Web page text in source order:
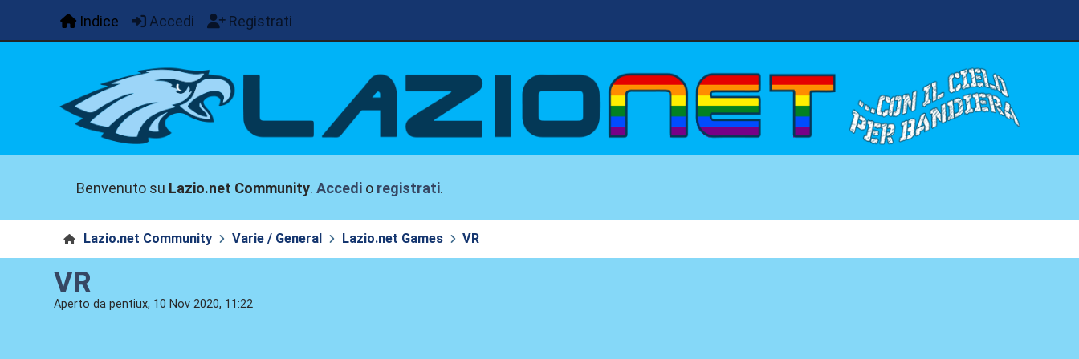
Indice Accedi Registrati
Benvenuto su Lazio.net Community.Accedi o registrati.
Lazio.net Community Varie / General Lazio.net Games VR
VR
Aperto da pentiux, 10 Nov 2020, 11:22